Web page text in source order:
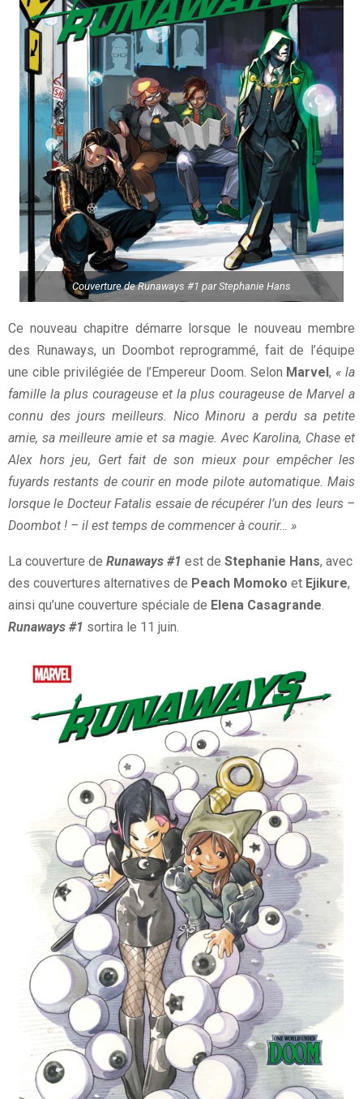
Couverture de Runaways #1 par Stephanie Hans
Ce nouveau chapitre démarre lorsque le nouveau membre
des Runaways, un Doombot reprogrammé, fait de l’équipe
une cible privilégiée de l’Empereur Doom. Selon Marvel, « la
famille la plus courageuse et la plus courageuse de Marvel a
connu des jours meilleurs. Nico Minoru a perdu sa petite
amie, sa meilleure amie et sa magie. Avec Karolina, Chase et
Alex hors jeu, Gert fait de son mieux pour empêcher les
fuyards restants de courir en mode pilote automatique. Mais
lorsque le Docteur Fatalis essaie de récupérer l’un des leurs –
Doombot ! – il est temps de commencer à courir… »
La couverture de Runaways #1 est de Stephanie Hans, avec
des couvertures alternatives de Peach Momoko et Ejikure,
ainsi qu’une couverture spéciale de Elena Casagrande.
Runaways #1 sortira le 11 juin.